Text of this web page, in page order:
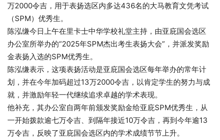
万2000令吉，用于表扬选区内多达436名的大马教育文凭考试
（SPM）优秀生。
陈泓缣今日上午在里卡士中华学校礼堂主持，由亚庇国会选区
办公室所举办的“2025年SPM杰出考生表扬大会”，并派发奖励
金表扬入选的SPM优秀生。
陈泓缣表示，这项表扬活动是亚庇国会选区每年举办的常年计
划，并在今年加码超过13万2000令吉，以肯定学生的努力与成
就，并激励年轻一代继续追求卓越的学术表现。
他补充，其办公室自两年前颁发奖励金给亚庇SPM优秀生，从
一开始拨款逾七万令吉、到隔年接近10万令吉，再到今年逾13
万令吉，反映了亚庇国会选区内的学术成绩节节上升。